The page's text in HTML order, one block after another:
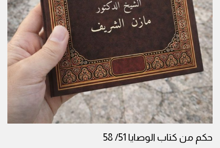
حكم من كتاب الوصايا 51/ 58